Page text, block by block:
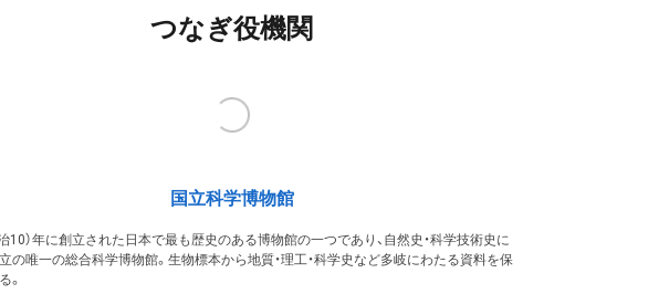
つなぎ役機関
国立科学博物館
10）年に創立された日本で最も歴史のある博物館の一つであり、自然史・科学技術史に
の唯一の総合科学博物館。生物標本から地質・理工・科学史など多岐にわたる資料を保
。